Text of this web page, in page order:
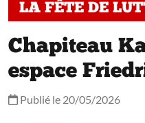
LA FÊTE DE
Chapiteau
espace
Publié le 20/05/2026